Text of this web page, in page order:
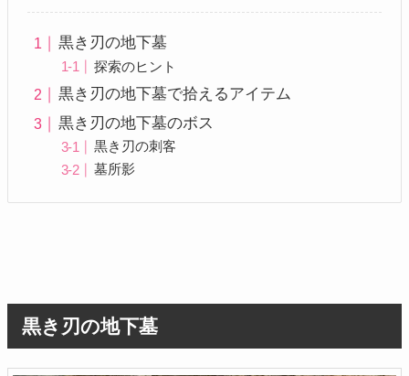
黒き刃の地下墓
探索のヒント
黒き刃の地下墓で拾えるアイテム
黒き刃の地下墓のボス
黒き刃の刺客
墓所影
黒き刃の地下墓